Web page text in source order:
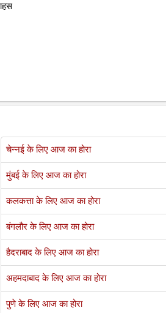
चेन्नई के लिए आज का होरा
मुंबई के लिए आज का होरा
कलकत्ता के लिए आज का होरा
बंगलौर के लिए आज का होरा
हैदराबाद के लिए आज का होरा
अहमदाबाद के लिए आज का होरा
पुणे के लिए आज का होरा